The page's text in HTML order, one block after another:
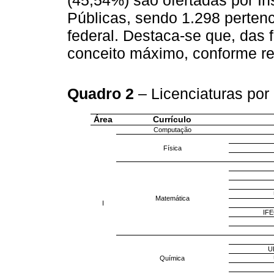
Públicas, sendo 1.298
federal. Destaca-se que, das
conceito máximo, conforme
Quadro 2 – Licenciaturas
Área Currículo
I
Computação
Física
Matemática
Química